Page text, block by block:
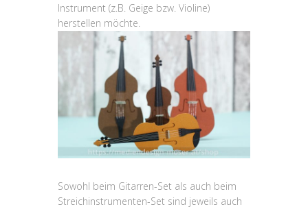
Instrument (z.B. Geige bzw. Violine)
herstellen möchte.
Sowohl beim Gitarren-Set als auch beim
Streichinstrumenten-Set sind jeweils auch